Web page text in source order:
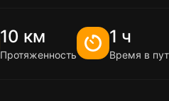
10 км
Протяженность
1 ч
Время в